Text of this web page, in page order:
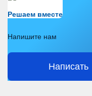
Решаем вместе
Напишите нам
Написать